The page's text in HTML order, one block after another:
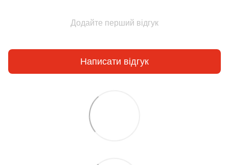
Додайте перший відгук
Написати відгук